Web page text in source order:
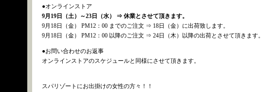
●オンラインストア
9月19日（土）～23日（水） ⇒ 休業とさせて頂きます。
9月18日（金） PM12：00 までのご注文 ⇒ 18日（金）に出荷致します。
9月18日（金） PM12：00 以降のご注文 ⇒ 24日（木）以降の出荷とさせて頂きます。
●お問い合わせのお返事
オンラインストアのスケジュールと同様にさせて頂きます。
スパリゾートにお出掛けの女性の方々！！